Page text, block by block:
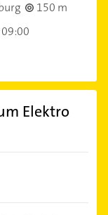
150 m
Elektro